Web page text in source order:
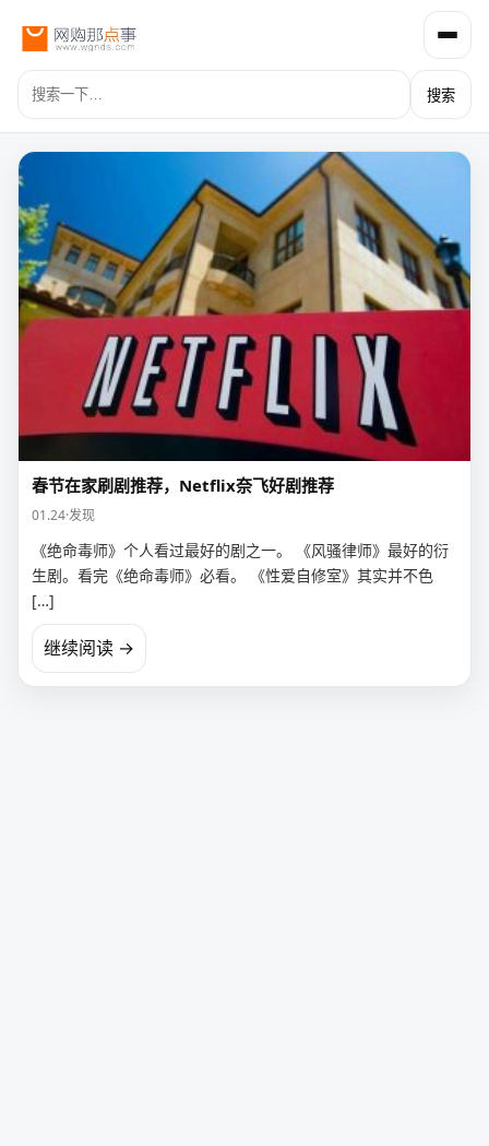
搜索
春节在家刷剧推荐，Netflix奈飞好剧推荐
01.24·发现
《绝命毒师》个人看过最好的剧之一。 《风骚律师》最好的衍
生剧。看完《绝命毒师》必看。 《性爱自修室》其实并不色
[…]
继续阅读 →